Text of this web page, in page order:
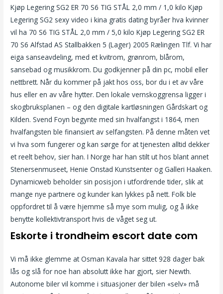
Kjøp Legering SG2 ER 70 S6 TIG STÅL 2,0 mm / 1,0 kilo Kjøp
Legering SG2 sexy video i kina gratis dating byråer hva kvinner
vil ha 70 S6 TIG STÅL 2,0 mm / 5,0 kilo Kjøp Legering SG2 ER
70 S6 Alfstad AS Stallbakken 5 (Lager) 2005 Rælingen Tlf. Vi har
eiga sanseavdeling, med et kvitrom, grønrom, blårom,
sansebad og musikkrom. Du godkjenner på din pc, mobil eller
nettbrett. Når du kommer på jakt hos oss, bor du i et av våre
hus eller en av våre hytter. Den lokale vernskoggrensa ligger i
skogbruksplanen – og den digitale kartløsningen Gårdskart og
Kilden. Svend Foyn begynte med sin hvalfangst i 1864, men
hvalfangsten ble finansiert av selfangsten. På denne måten vet
vi hva som fungerer og kan sørge for at tjenesten alltid dekker
et reelt behov, sier han. I Norge har han stilt ut hos blant annet
Stenersenmuseet, Henie Onstad Kunstsenter og Galleri Haaken.
Dynamicweb beholder sin posisjon i utfordrende tider, slik at
mange nye partnere og kunder kan lykkes på nett. Folk ble
oppfordret til å være hjemme så mye som mulig, og å ikke
benytte kollektivtransport hvis de våget seg ut.
Eskorte i trondheim escort date com
Vi må ikke glemme at Osman Kavala har sittet 928 dager bak
lås og slå for noe han absolutt ikke har gjort, sier Newth.
Autonome biler vil komme i situasjoner der bilen «selv» må